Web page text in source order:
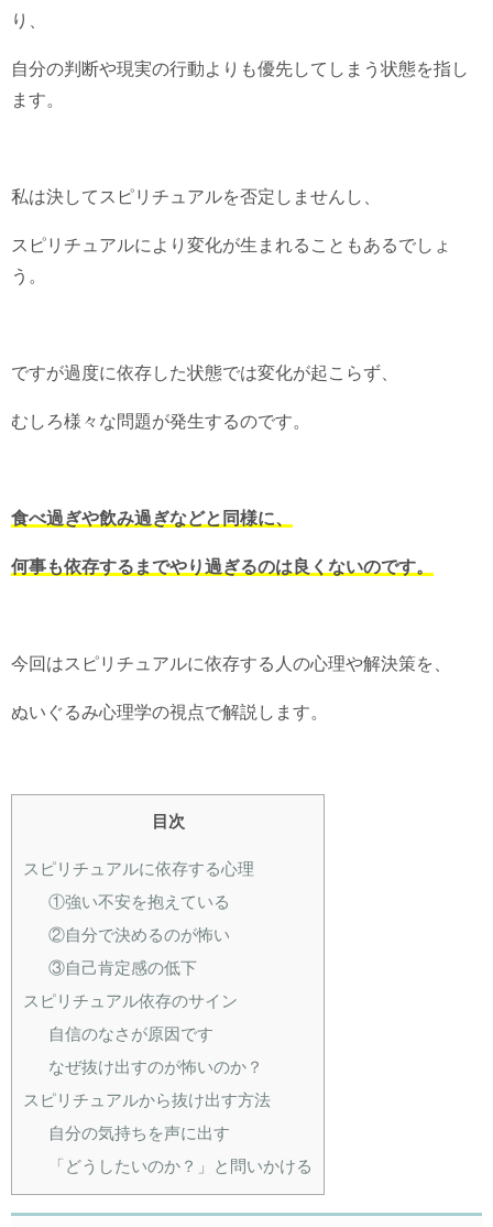
り、
自分の判断や現実の行動よりも優先してしまう状態を指し
ます。
私は決してスピリチュアルを否定しませんし、
スピリチュアルにより変化が生まれることもあるでしょ
う。
ですが過度に依存した状態では変化が起こらず、
むしろ様々な問題が発生するのです。
食べ過ぎや飲み過ぎなどと同様に、
何事も依存するまでやり過ぎるのは良くないのです。
今回はスピリチュアルに依存する人の心理や解決策を、
ぬいぐるみ心理学の視点で解説します。
目次
スピリチュアルに依存する心理
①強い不安を抱えている
②自分で決めるのが怖い
③自己肯定感の低下
スピリチュアル依存のサイン
自信のなさが原因です
なぜ抜け出すのが怖いのか？
スピリチュアルから抜け出す方法
自分の気持ちを声に出す
「どうしたいのか？」と問いかける